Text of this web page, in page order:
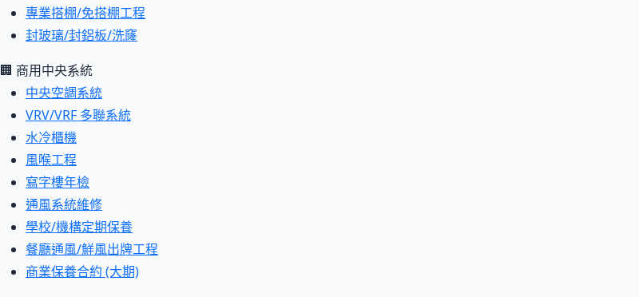
專業搭棚/免搭棚工程
封玻璃/封鋁板/洗窿
🏢 商用中央系統
中央空調系統
VRV/VRF 多聯系統
水冷櫃機
風喉工程
寫字樓年檢
通風系統維修
學校/機構定期保養
餐廳通風/鮮風出牌工程
商業保養合約 (大期)